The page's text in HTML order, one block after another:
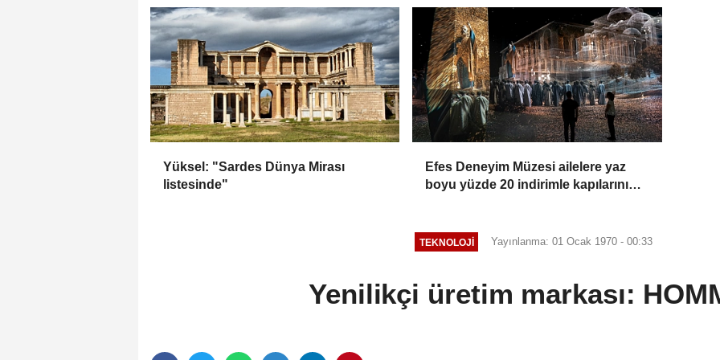
Yüksel: "Sardes Dünya Mirası
listesinde"
Efes Deneyim Müzesi ailelere yaz
boyu yüzde 20 indirimle kapılarını
TEKNOLOJI Yayınlanma: 01 Ocak 1970 - 00:33
Yenilikçi üretim markası: